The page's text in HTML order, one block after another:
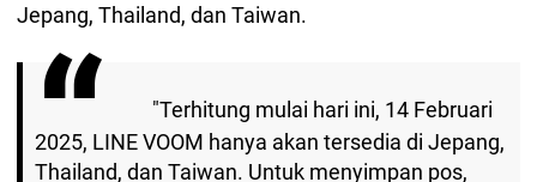
Jepang, Thailand, dan Taiwan.
"Terhitung mulai hari ini, 14 Februari
2025, LINE VOOM hanya akan tersedia di Jepang,
Thailand, dan Taiwan. Untuk menyimpan pos,